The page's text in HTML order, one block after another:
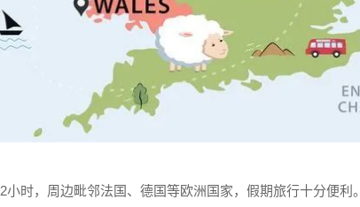
时，周边毗邻法国、德国等欧洲国家，假期旅行十分便利。